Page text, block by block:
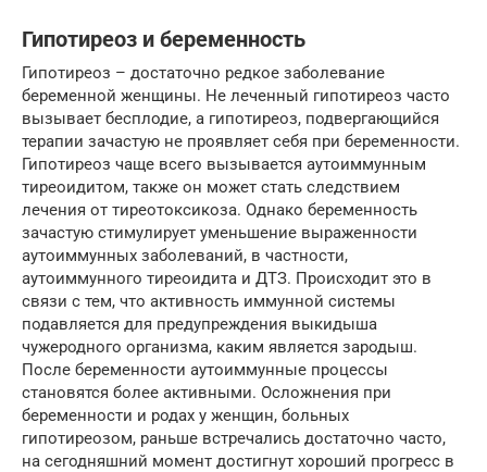
Гипотиреоз и беременность
Гипотиреоз – достаточно редкое заболевание
беременной женщины. Не леченный гипотиреоз часто
вызывает бесплодие, а гипотиреоз, подвергающийся
терапии зачастую не проявляет себя при беременности.
Гипотиреоз чаще всего вызывается аутоиммунным
тиреоидитом, также он может стать следствием
лечения от тиреотоксикоза. Однако беременность
зачастую стимулирует уменьшение выраженности
аутоиммунных заболеваний, в частности,
аутоиммунного тиреоидита и ДТЗ. Происходит это в
связи с тем, что активность иммунной системы
подавляется для предупреждения выкидыша
чужеродного организма, каким является зародыш.
После беременности аутоиммунные процессы
становятся более активными. Осложнения при
беременности и родах у женщин, больных
гипотиреозом, раньше встречались достаточно часто,
на сегодняшний момент достигнут хороший прогресс в